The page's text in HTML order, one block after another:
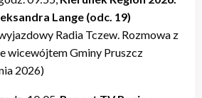
Lange (odc. 19)
Radia Tczew. Rozmowa z
wicewójtem Gminy Pruszcz
2026)